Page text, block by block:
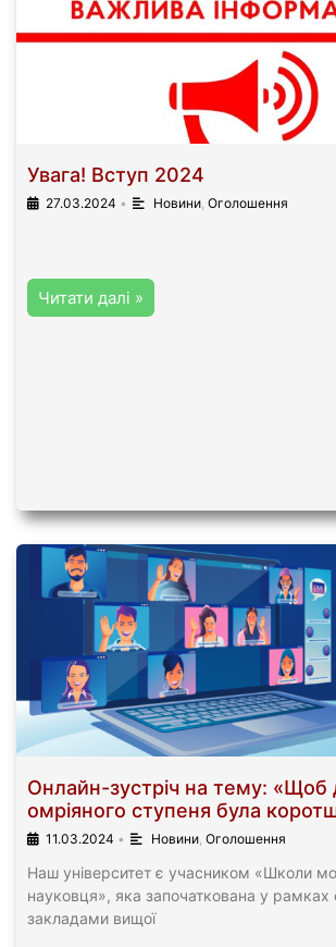
Увага! Вступ 2024
27.03.2024 • Новини, Оголошення
Читати далі »
Онлайн-зустріч на тему: «Щоб
омріяного ступеня була
11.03.2024 • Новини, Оголошення
Наш університет є учасником «Школи
науковця», яка започаткована у рамках
закладами вищої